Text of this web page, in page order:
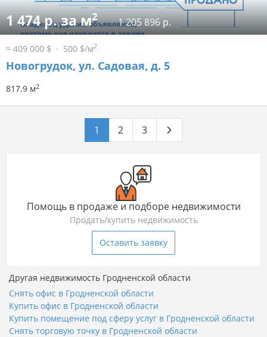
1 474 р. за м2 1 205 896 р.
≈ 409 000 $ 500 $/м2
Новогрудок, ул. Садовая, д. 5
817.9 м2
1 2 3
Помощь в продаже и подборе недвижимости
Продать/купить недвижимость
Оставить заявку
Другая недвижимость Гродненской области
Снять офис в Гродненской области
Купить офис в Гродненской области
Купить помещение под сферу услуг в Гродненской области
Снять торговую точку в Гродненской области